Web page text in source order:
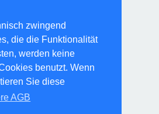
zwingend
die die Funktionalität
werden keine
benutzt. Wenn
Sie diese
AGB